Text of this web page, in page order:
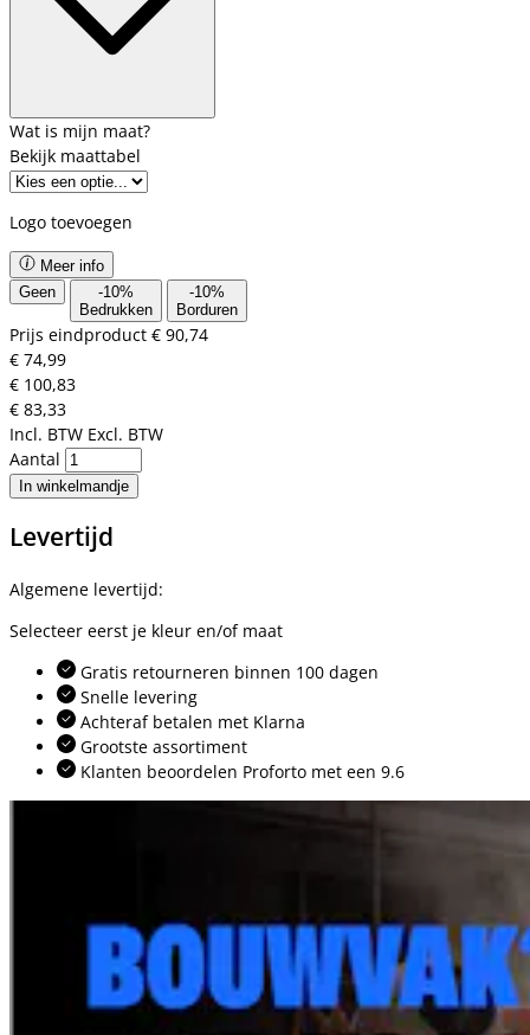
Bekijk maattabel
Logo toevoegen
Meer info
Geen
-10%
Bedrukken
-10%
Borduren
Prijs eindproduct € 90,74
€ 74,99
€ 100,83
€ 83,33
Incl. BTW Excl. BTW
Aantal
In winkelmandje
Levertijd
Algemene levertijd:
Selecteer eerst je kleur en/of maat
Gratis retourneren binnen 100 dagen
Snelle levering
Achteraf betalen met Klarna
Grootste assortiment
Klanten beoordelen Proforto met een 9.6